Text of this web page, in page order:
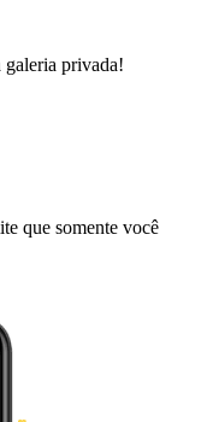
galeria privada!
que somente você